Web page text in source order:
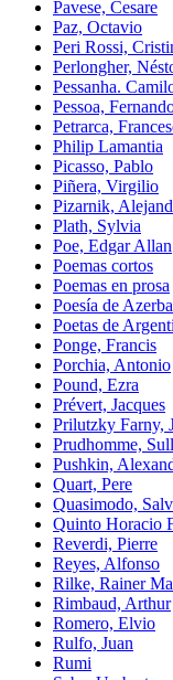
Pavese, Cesare
Paz, Octavio
Peri Rossi,
Perlongher,
Pessanha.
Pessoa,
Petrarca,
Philip Lamantia
Picasso, Pablo
Piñera, Virgilio
Pizarnik,
Plath, Sylvia
Poe, Edgar Allan
Poemas cortos
Poemas en prosa
Poesía de
Poetas de
Ponge, Francis
Porchia, Antonio
Pound, Ezra
Prévert, Jacques
Prilutzky Farny,
Prudhomme,
Pushkin,
Quart, Pere
Quasimodo,
Quinto Horacio
Reverdi, Pierre
Reyes, Alfonso
Rilke, Rainer
Rimbaud, Arthur
Romero, Elvio
Rulfo, Juan
Rumi